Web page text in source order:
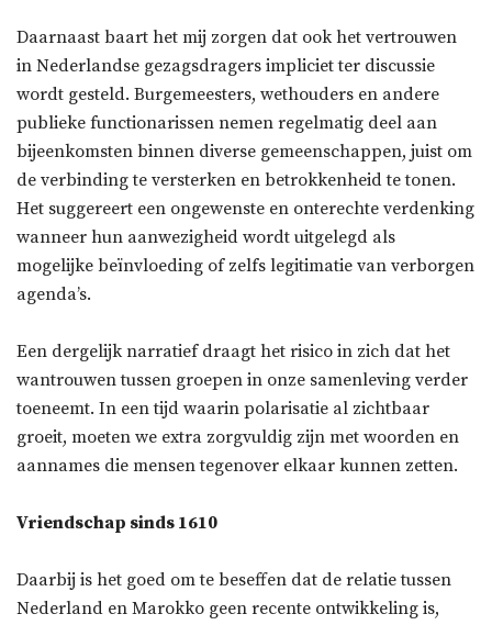
Daarnaast baart het mij zorgen dat ook het vertrouwen
in Nederlandse gezagsdragers impliciet ter discussie
wordt gesteld. Burgemeesters, wethouders en andere
publieke functionarissen nemen regelmatig deel aan
bijeenkomsten binnen diverse gemeenschappen, juist om
de verbinding te versterken en betrokkenheid te tonen.
Het suggereert een ongewenste en onterechte verdenking
wanneer hun aanwezigheid wordt uitgelegd als
mogelijke beïnvloeding of zelfs legitimatie van verborgen
agenda’s.
Een dergelijk narratief draagt het risico in zich dat het
wantrouwen tussen groepen in onze samenleving verder
toeneemt. In een tijd waarin polarisatie al zichtbaar
groeit, moeten we extra zorgvuldig zijn met woorden en
aannames die mensen tegenover elkaar kunnen zetten.
Vriendschap sinds 1610
Daarbij is het goed om te beseffen dat de relatie tussen
Nederland en Marokko geen recente ontwikkeling is,